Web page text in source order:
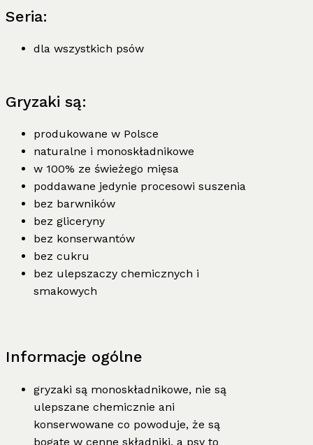
Seria:
dla wszystkich psów
Gryzaki są:
produkowane w Polsce
naturalne i monoskładnikowe
w 100% ze świeżego mięsa
poddawane jedynie procesowi suszenia
bez barwników
bez gliceryny
bez konserwantów
bez cukru
bez ulepszaczy chemicznych i
smakowych
Informacje ogólne
gryzaki są monoskładnikowe, nie są
ulepszane chemicznie ani
konserwowane co powoduje, że są
bogate w cenne składniki, a psy to